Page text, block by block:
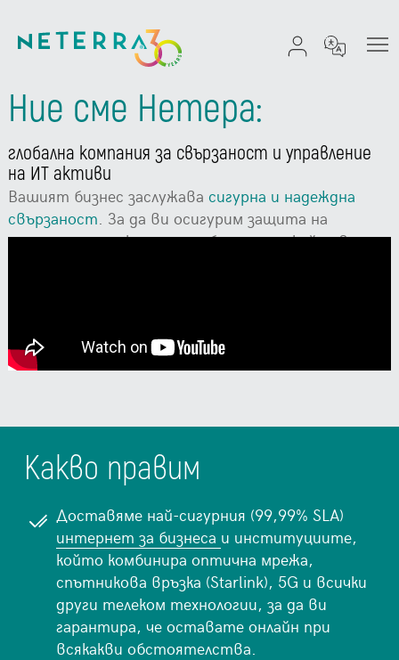
Ние сме Нетера:
глобална компания за свързаност и управление
на ИТ активи
Вашият бизнес заслужава сигурна и надеждна
свързаност. За да ви осигурим защита на
данните, непрекъсната работа и спокойствие,
Какво правим
Доставяме най-сигурния (99,99% SLA)
интернет за бизнеса и институциите,
който комбинира оптична мрежа,
спътникова връзка (Starlink), 5G и всички
други телеком технологии, за да ви
гарантира, че оставате онлайн при
всякакви обстоятелства.